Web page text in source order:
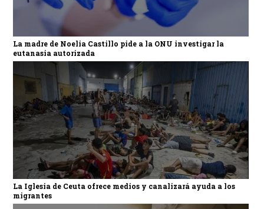
La madre de Noelia Castillo pide a la ONU investigar la
eutanasia autorizada
La Iglesia de Ceuta ofrece medios y canalizará ayuda a los
migrantes